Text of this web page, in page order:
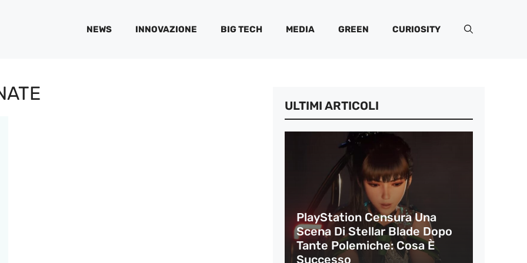
NEWS INNOVAZIONE BIG TECH MEDIA GREEN CURIOSITY
ULTIMI ARTICOLI
PlayStation Censura Una
Scena Di Stellar Blade Dopo
Tante Polemiche: Cosa È
Successo